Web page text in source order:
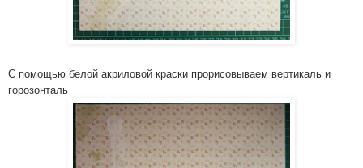
С помощью белой акриловой краски прорисовыв­аем вертикаль и
горозонтал­ь